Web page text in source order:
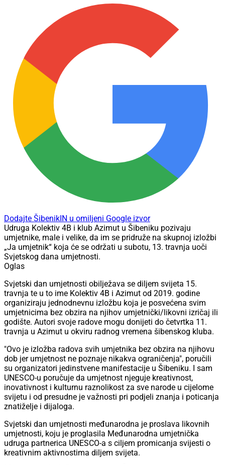
Dodajte ŠibenikIN u omiljeni Google izvor
Udruga Kolektiv 4B i klub Azimut u Šibeniku pozivaju
umjetnike, male i velike, da im se pridruže na skupnoj izložbi
„Ja umjetnik“ koja će se održati u subotu, 13. travnja uoči
Svjetskog dana umjetnosti.
Oglas
Svjetski dan umjetnosti obilježava se diljem svijeta 15.
travnja te u to ime Kolektiv 4B i Azimut od 2019. godine
organiziraju jednodnevnu izložbu koja je posvećena svim
umjetnicima bez obzira na njihov umjetnički/likovni izričaj ili
godište. Autori svoje radove mogu donijeti do četvrtka 11.
travnja u Azimut u okviru radnog vremena šibenskog kluba.
"Ovo je izložba radova svih umjetnika bez obzira na njihovu
dob jer umjetnost ne poznaje nikakva ograničenja", poručili
su organizatori jedinstvene manifestacije u Šibeniku. I sam
UNESCO-u poručuje da umjetnost njeguje kreativnost,
inovativnost i kulturnu raznolikost za sve narode u cijelome
svijetu i od presudne je važnosti pri podjeli znanja i poticanja
znatiželje i dijaloga.
Svjetski dan umjetnosti međunarodna je proslava likovnih
umjetnosti, koju je proglasila Međunarodna umjetnička
udruga partnerica UNESCO-a s ciljem promicanja svijesti o
kreativnim aktivnostima diljem svijeta.